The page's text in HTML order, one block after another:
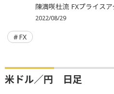
陳満咲杜流 FXプライス
2022/08/29
FX
米ドル／円 日足